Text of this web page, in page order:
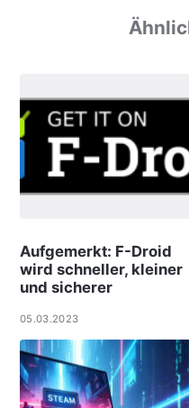
Aufgemerkt: F-Droid
wird schneller, kleiner
und sicherer
05.03.2023